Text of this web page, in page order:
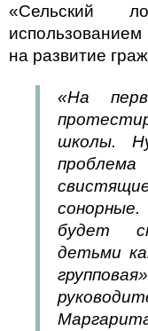
«Сельский
использованием
на развитие
«На
школы.
будет
детьми